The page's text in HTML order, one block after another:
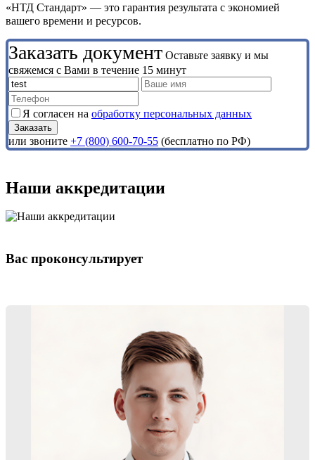
«НТД Стандарт» — это гарантия результата с экономией
вашего времени и ресурсов.
Заказать документ Оставьте заявку и мы
свяжемся с Вами в течение 15 минут
Я согласен на обработку персональных данных
или звоните +7 (800) 600-70-55 (бесплатно по РФ)
Наши аккредитации
Вас проконсультирует